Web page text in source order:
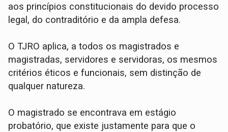
aos princípios constitucionais do devido processo
legal, do contraditório e da ampla defesa.
O TJRO aplica, a todos os magistrados e
magistradas, servidores e servidoras, os mesmos
critérios éticos e funcionais, sem distinção de
qualquer natureza.
O magistrado se encontrava em estágio
probatório, que existe justamente para que o